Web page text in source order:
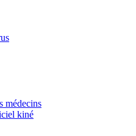
médecins
kiné